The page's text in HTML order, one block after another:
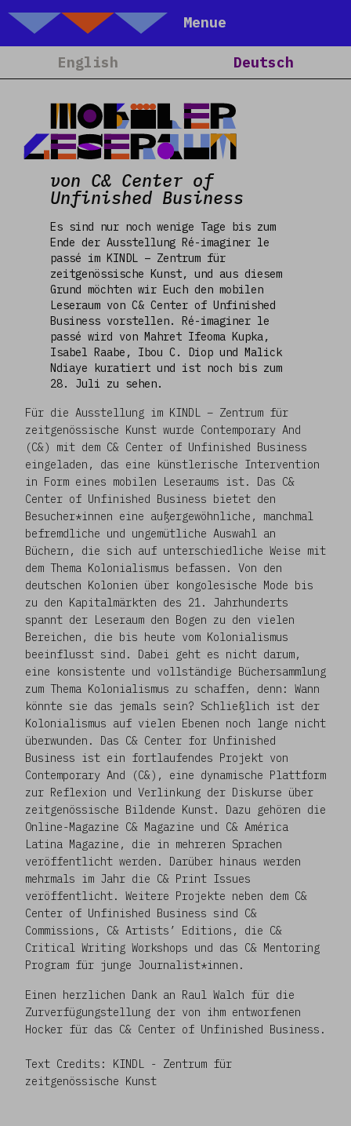
Talking Objects
Menue
Home
Über Uns
Projekte
Kalender
Blog
People
Media
Kontakt
English Deutsch
Mobiler
Leseraum
von C& Center of
Unfinished Business
Es sind nur noch wenige Tage bis zum
Ende der Ausstellung Ré-imaginer le
passé im KINDL – Zentrum für
zeitgenössische Kunst, und aus diesem
Grund möchten wir Euch den mobilen
Leseraum von C& Center of Unfinished
Business vorstellen. Ré-imaginer le
passé wird von Mahret Ifeoma Kupka,
Isabel Raabe, Ibou C. Diop und Malick
Ndiaye kuratiert und ist noch bis zum
28. Juli zu sehen.
Für die Ausstellung im KINDL – Zentrum für
zeitgenössische Kunst wurde Contemporary And
(C&) mit dem C& Center of Unfinished Business
eingeladen, das eine künstlerische Intervention
in Form eines mobilen Leseraums ist. Das C&
Center of Unfinished Business bietet den
Besucher*innen eine außergewöhnliche, manchmal
befremdliche und ungemütliche Auswahl an
Büchern, die sich auf unterschiedliche Weise mit
dem Thema Kolonialismus befassen. Von den
deutschen Kolonien über kongolesische Mode bis
zu den Kapitalmärkten des 21. Jahrhunderts
spannt der Leseraum den Bogen zu den vielen
Bereichen, die bis heute vom Kolonialismus
beeinflusst sind. Dabei geht es nicht darum,
eine konsistente und vollständige Büchersammlung
zum Thema Kolonialismus zu schaffen, denn: Wann
könnte sie das jemals sein? Schließlich ist der
Kolonialismus auf vielen Ebenen noch lange nicht
überwunden. Das C& Center for Unfinished
Business ist ein fortlaufendes Projekt von
Contemporary And (C&), eine dynamische Plattform
zur Reflexion und Verlinkung der Diskurse über
zeitgenössische Bildende Kunst. Dazu gehören die
Online-Magazine C& Magazine und C& América
Latina Magazine, die in mehreren Sprachen
veröffentlicht werden. Darüber hinaus werden
mehrmals im Jahr die C& Print Issues
veröffentlicht. Weitere Projekte neben dem C&
Center of Unfinished Business sind C&
Commissions, C& Artists’ Editions, die C&
Critical Writing Workshops und das C& Mentoring
Program für junge Journalist*innen.
Einen herzlichen Dank an Raul Walch für die
Zurverfügungstellung der von ihm entworfenen
Hocker für das C& Center of Unfinished Business.
​​​​​​​Text Credits: KINDL - Zentrum für
zeitgenössische Kunst